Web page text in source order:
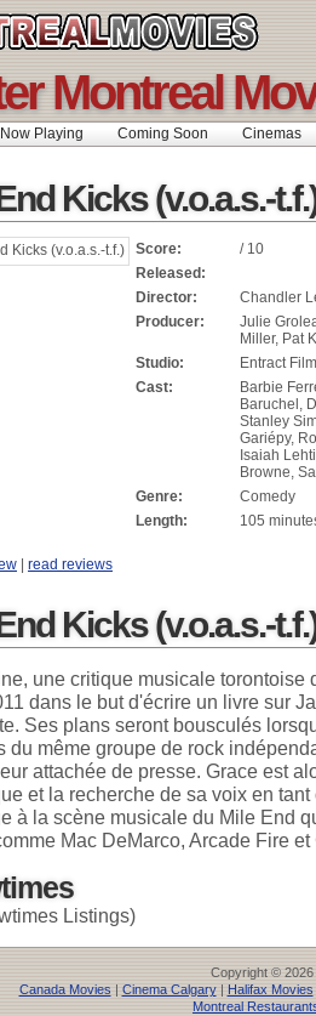
Montreal
Now Playing Coming Soon Cinemas
Kicks (v.o.a.s.-
Score:
/ 10
Released:
Director:
Chandler
Producer:
Julie
Miller, Pat
Studio:
Entract
Cast:
Barbie
Baruchel,
Stanley
Gariépy,
Isaiah
Browne,
Genre:
Comedy
Length:
105
| read reviews
Kicks (v.o.a.s.-
une critique musicale torontoise
dans le but d'écrire un livre sur
Ses plans seront bousculés
du même groupe de rock
attachée de presse. Grace est
et la recherche de sa voix en
à la scène musicale du Mile End
Mac DeMarco, Arcade Fire et
Listings)
Copyright © 2026
Canada Movies | Cinema Calgary| Halifax Movies
Montreal